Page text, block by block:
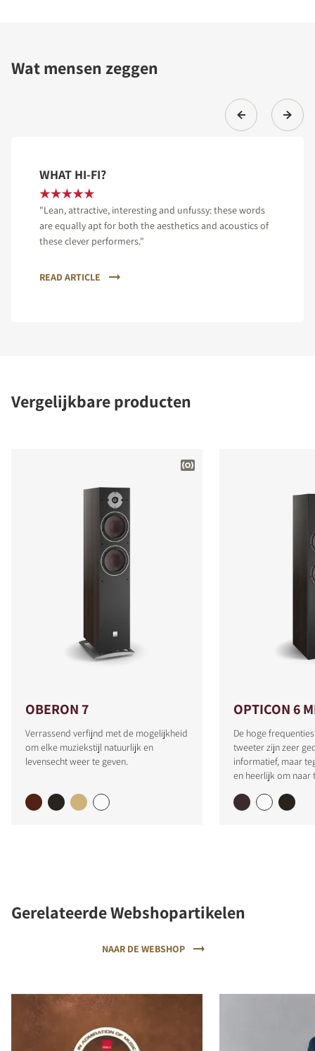
Wat mensen zeggen
WHAT HI-FI?
"Lean, attractive, interesting and unfussy: these words
are equally apt for both the aesthetics and acoustics of
these clever performers."
READ ARTICLE
Vergelijkbare producten
OBERON 7
Verrassend verfijnd met de mogelijkheid
om elke muziekstijl natuurlijk en
levensecht weer te geven.
OPTICON 6
De hoge
tweeter zijn zeer
informatief, maar
en heerlijk om naar
Gerelateerde Webshopartikelen
NAAR DE WEBSHOP